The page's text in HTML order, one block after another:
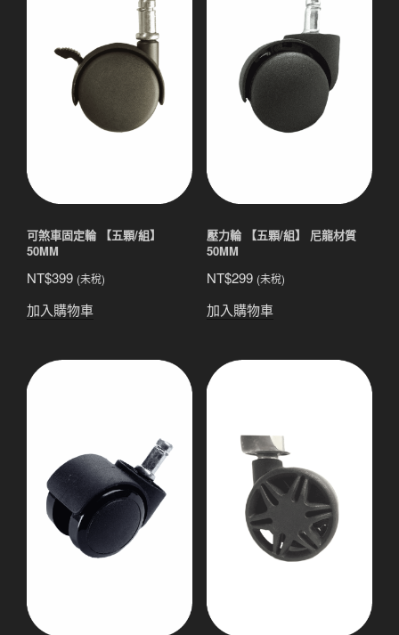
可煞車固定輪 【五顆/組】
50MM
NT$399 (未稅)
加入購物車
壓力輪 【五顆/組】 尼龍材質
50MM
NT$299 (未稅)
加入購物車